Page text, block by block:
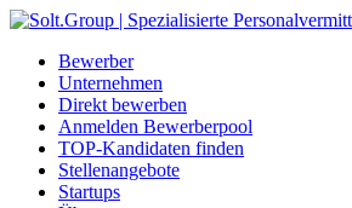
Bewerber
Unternehmen
Direkt bewerben
Anmelden Bewerberpool
TOP-Kandidaten finden
Stellenangebote
Startups